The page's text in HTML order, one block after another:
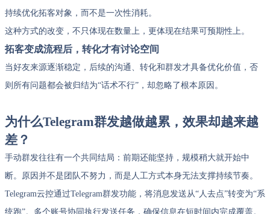
持续优化拓客对象，而不是一次性消耗。
这种方式的改变，不只体现在数量上，更体现在结果可预期性上。
拓客变成流程后，转化才有讨论空间
当好友来源逐渐稳定，后续的沟通、转化和群发才具备优化价值，否
则所有问题都会被归结为“话术不行”，却忽略了根本原因。
为什么Telegram群发越做越累，效果却越来越
差？
手动群发往往有一个共同结局：前期还能坚持，规模稍大就开始中
断。原因并不是团队不努力，而是人工方式本身无法支撑持续节奏。
Telegram云控通过Telegram群发功能，将消息发送从“人去点”转变为“系
统跑”。多个账号协同执行发送任务，确保信息在短时间内完成覆盖。